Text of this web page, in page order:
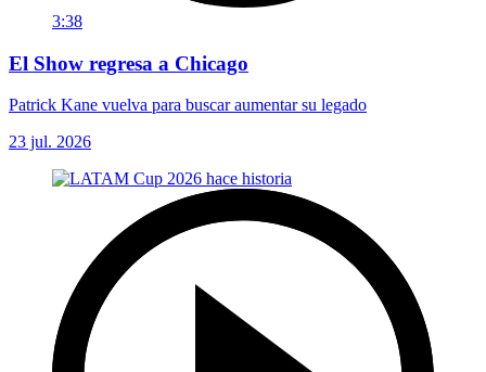
3:38
El Show regresa a Chicago
Patrick Kane vuelva para buscar aumentar su legado
23 jul. 2026